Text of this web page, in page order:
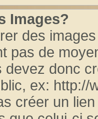
Images?
des
pas de
devez donc
ex: http://
créer un